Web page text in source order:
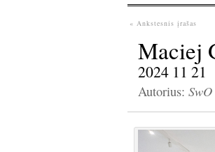
« Ankstesnis įrašas
Maciej
2024 11
Autorius: